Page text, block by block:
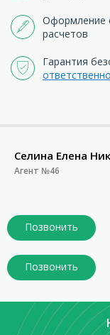
Оформление
расчетов
Гарантия
Селина Елена
Агент №46